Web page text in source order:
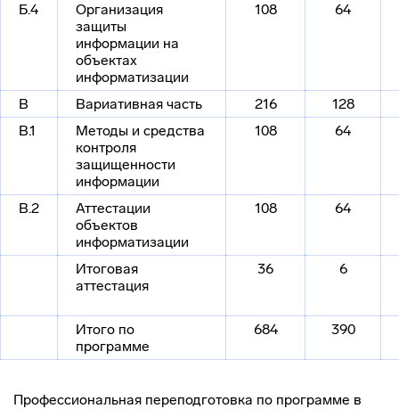
Б.4
Организация
защиты
информации на
объектах
информатизации
108 64
В Вариативная часть 216
128
В.1
Методы и средства
контроля
защищенности
информации
108 64
В.2
Аттестации
объектов
информатизации
108 64
Итоговая
аттестация
36 6
Итого по
программе
684 390
Профессиональная переподготовка по программе в